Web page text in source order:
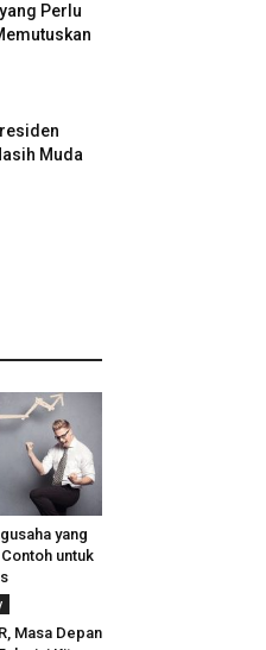
Perlu
Muda
yang
untuk
Masa Depan